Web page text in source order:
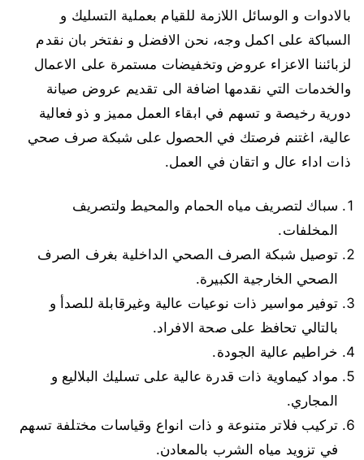
بالادوات و الوسائل اللازمة للقيام بعملية التسليك و
السباكة على اكمل وجه، نحن الافضل و نفتخر بان نقدم
لزبائننا الاعزاء عروض وتخفيضات مستمرة على الاعمال
والخدمات التي نقدمها اضافة الى تقديم عروض صيانة
دورية رخيصة و تسهم في ابقاء العمل مميز و ذو فعالية
عالية، اغتنم فرصتك في الحصول على شبكة صرف صحي
ذات اداء عال و اتقان في العمل.
سباك لتصريف مياه الحمام والمحيط ولتصريف
المخلفات.
توصيل شبكة الصرف الصحي الداخلية بغرف الصرف
الصحي الخارجية الكبيرة.
توفير مواسير ذات نوعيات عالية وغيرقابلة للصدأ و
بالتالي تحافظ على صحة الافراد.
خراطيم عالية الجودة.
مواد كيماوية ذات قدرة عالية على تسليك البلاليع و
المجاري.
تركيب فلاتر متنوعة و ذات انواع وقياسات مختلفة تسهم
في تزويد مياه الشرب بالمعادن.